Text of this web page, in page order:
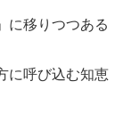
に移りつつある
に呼び込む知恵